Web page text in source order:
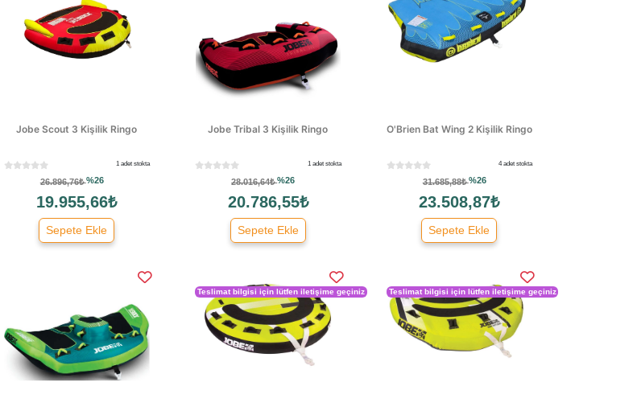
Jobe Scout 3 Kişilik Ringo
1 adet stokta
26.896,76₺%26
19.955,66₺
Sepete Ekle
Jobe Tribal 3 Kişilik Ringo
1 adet stokta
28.016,64₺%26
20.786,55₺
Sepete Ekle
O'Brien Bat Wing 2 Kişilik Ringo
4 adet stokta
31.685,88₺%26
23.508,87₺
Sepete Ekle
Teslimat bilgisi için lütfen iletişime geçiniz Teslimat bilgisi için lütfen iletişime geçiniz